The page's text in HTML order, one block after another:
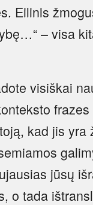
Eilinis
– visa
visiškai
kad jis
jūsų
o tada